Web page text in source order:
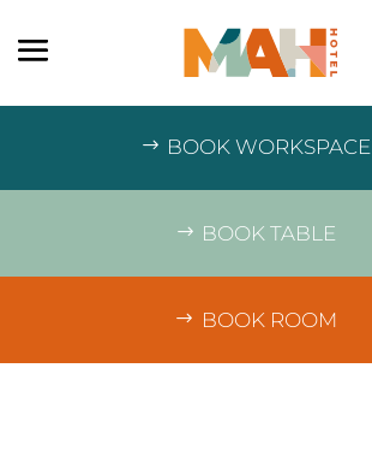
BOOK WORKSPACE
BOOK TABLE
BOOK ROOM